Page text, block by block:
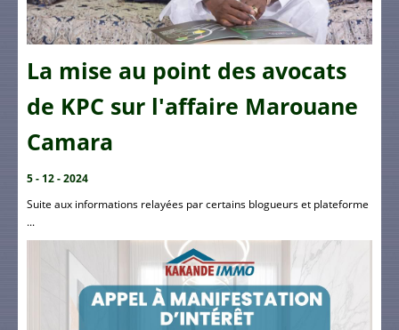
La mise au point des avocats
de KPC sur l'affaire Marouane
Camara
5 - 12 - 2024
Suite aux informations relayées par certains blogueurs et plateforme
...